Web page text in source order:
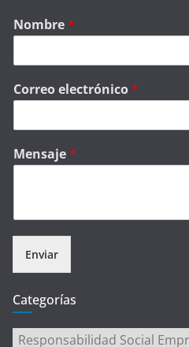
Nombre*
Correo electrónico*
Mensaje*
Enviar
Categorías
Categorías